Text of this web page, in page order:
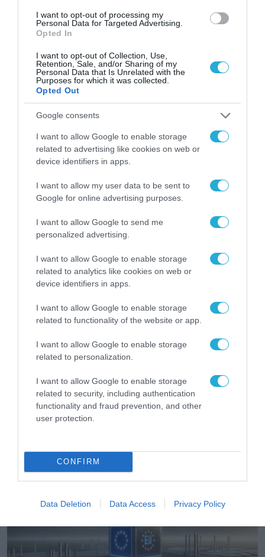
I want to opt-out of processing my
Personal Data for Targeted Advertising.
Opted In
I want to opt-out of Collection, Use,
Retention, Sale, and/or Sharing of my
Personal Data that Is Unrelated with the
Purposes for which it was collected.
Opted Out
Google consents
I want to allow Google to enable storage
related to advertising like cookies on web or
device identifiers in apps.
I want to allow my user data to be sent to
Google for online advertising purposes.
I want to allow Google to send me
personalized advertising.
I want to allow Google to enable storage
related to analytics like cookies on web or
device identifiers in apps.
I want to allow Google to enable storage
related to functionality of the website or app.
I want to allow Google to enable storage
related to personalization.
I want to allow Google to enable storage
related to security, including authentication
functionality and fraud prevention, and other
user protection.
CONFIRM
Data Deletion Data Access Privacy Policy
ΕΠΙΧΕΙΡΗΣΕΙΣ
ΤΗΛΕΠΙΚΟΙΝΩΝΙΕΣ
Climate Leaders” των Financial Times για
4η συνεχόμενη χρονιά
αναλαμβάνει Διευθύνων Σύμβουλος
31.07.2026